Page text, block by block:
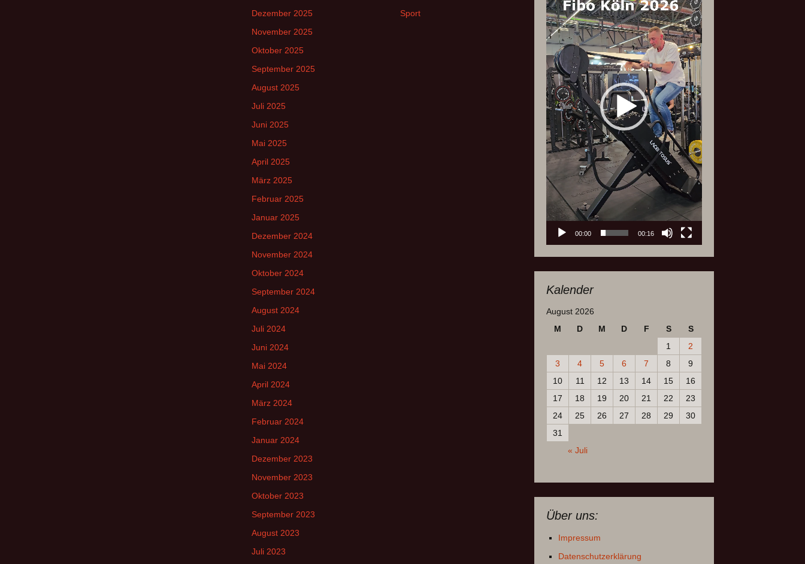
00:00 00:16
Kalender
August 2026
M
D M D F S
S
1
2
3
4 5 6 7 8
9
10
11 12 13 14 15
16
17
18 19 20 21 22
23
24
25 26 27 28 29
30
31
« Juli
Über uns:
Impressum
Datenschutzerklärung
Dezember 2025
November 2025
Oktober 2025
September 2025
August 2025
Juli 2025
Juni 2025
Mai 2025
April 2025
März 2025
Februar 2025
Januar 2025
Dezember 2024
November 2024
Oktober 2024
September 2024
August 2024
Juli 2024
Juni 2024
Mai 2024
April 2024
März 2024
Februar 2024
Januar 2024
Dezember 2023
November 2023
Oktober 2023
September 2023
August 2023
Juli 2023
Sport